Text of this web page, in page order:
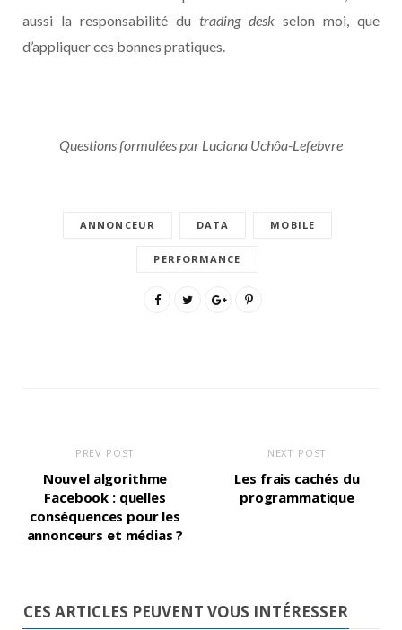
aussi la responsabilité du trading desk selon moi, que
d’appliquer ces bonnes pratiques.
Questions formulées par Luciana Uchôa-Lefebvre
ANNONCEUR DATA MOBILE
PERFORMANCE
PREV POST
Nouvel algorithme
Facebook : quelles
conséquences pour les
annonceurs et médias ?
NEXT POST
Les frais cachés du
programmatique
CES ARTICLES PEUVENT VOUS INTÉRESSER